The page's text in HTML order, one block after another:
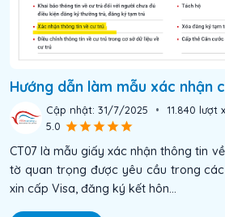
Hướng dẫn làm mẫu xác nhận
Cập nhật: 31/7/2025 • 11.840 lượt
5.0
CT07 là mẫu giấy xác nhận thông tin
tờ quan trọng được yêu cầu trong
xin cấp Visa, đăng ký kết hôn...